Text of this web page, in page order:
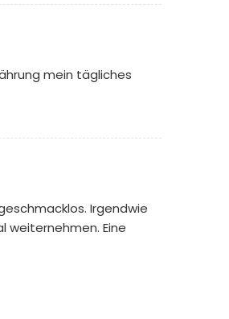
mein tägliches
Irgendwie
weiternehmen. Eine